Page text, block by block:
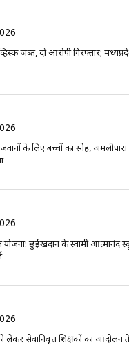
जब्त, दो आरोपी गिरफ्तार;
जवानों के लिए बच्चों का स्नेह,
योजना: छुईखदान के स्वामी आत्मानंद
सेवानिवृत्त शिक्षकों का आंदोलन